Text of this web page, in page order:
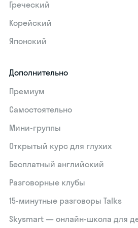
Греческий
Корейский
Японский
Дополнительно
Премиум
Самостоятельно
Мини-группы
Открытый курс для глухих
Бесплатный английский
Разговорные клубы
15‑минутные разговоры Talks
Skysmart — онлайн-школа для